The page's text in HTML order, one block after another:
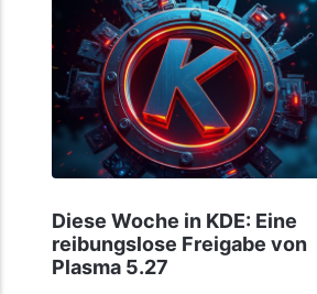
Diese Woche in KDE: Eine
reibungslose Freigabe von
Plasma 5.27